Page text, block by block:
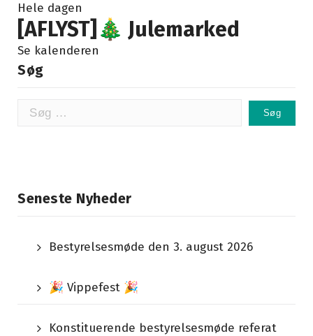
Hele dagen
[AFLYST]🎄 Julemarked
Se kalenderen
Søg
Søg
Seneste Nyheder
Bestyrelsesmøde den 3. august 2026
🎉 Vippefest 🎉
Konstituerende bestyrelsesmøde referat